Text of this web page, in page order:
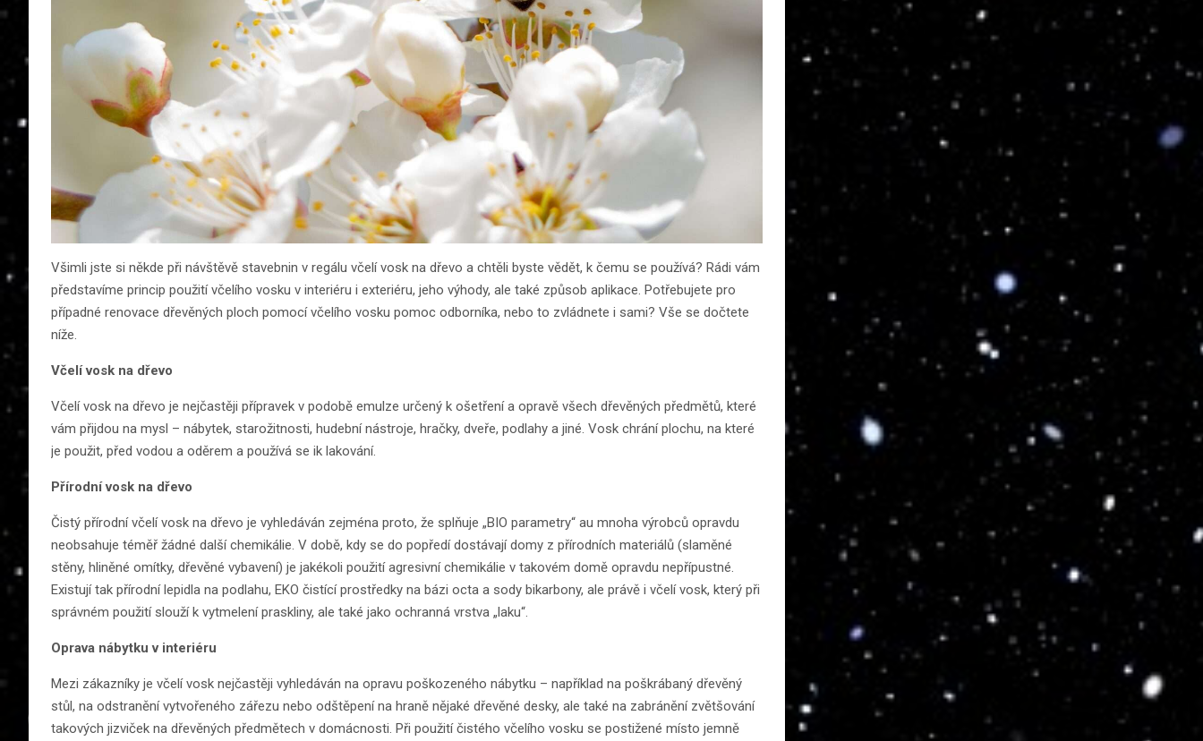
Všimli jste si někde při návštěvě stavebnin v regálu včelí vosk na dřevo a chtěli byste vědět, k čemu se používá? Rádi vám
představíme princip použití včelího vosku v interiéru i exteriéru, jeho výhody, ale také způsob aplikace. Potřebujete pro
případné renovace dřevěných ploch pomocí včelího vosku pomoc odborníka, nebo to zvládnete i sami? Vše se dočtete
níže.
Včelí vosk na dřevo
Včelí vosk na dřevo je nejčastěji přípravek v podobě emulze určený k ošetření a opravě všech dřevěných předmětů, které
vám přijdou na mysl – nábytek, starožitnosti, hudební nástroje, hračky, dveře, podlahy a jiné. Vosk chrání plochu, na které
je použit, před vodou a oděrem a používá se ik lakování.
Přírodní vosk na dřevo
Čistý přírodní včelí vosk na dřevo je vyhledáván zejména proto, že splňuje „BIO parametry“ au mnoha výrobců opravdu
neobsahuje téměř žádné další chemikálie. V době, kdy se do popředí dostávají domy z přírodních materiálů (slaměné
stěny, hliněné omítky, dřevěné vybavení) je jakékoli použití agresivní chemikálie v takovém domě opravdu nepřípustné.
Existují tak přírodní lepidla na podlahu, EKO čistící prostředky na bázi octa a sody bikarbony, ale právě i včelí vosk, který při
správném použití slouží k vytmelení praskliny, ale také jako ochranná vrstva „laku“.
Oprava nábytku v interiéru
Mezi zákazníky je včelí vosk nejčastěji vyhledáván na opravu poškozeného nábytku – například na poškrábaný dřevěný
stůl, na odstranění vytvořeného zářezu nebo odštěpení na hraně nějaké dřevěné desky, ale také na zabránění zvětšování
takových jizviček na dřevěných předmětech v domácnosti. Při použití čistého včelího vosku se postižené místo jemně